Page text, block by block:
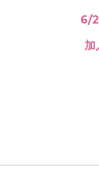
6/
加